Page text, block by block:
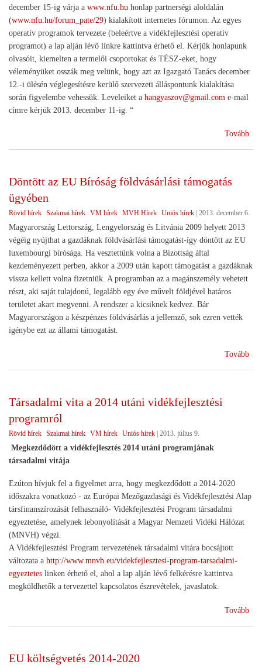
december 15-ig várja a www.nfu.hu honlap partnerségi aloldalán
(www.nfu.hu/forum_pate/29) kialakított internetes fórumon. Az egyes
operatív programok tervezete (beleértve a vidékfejlesztési operatív
programot) a lap alján lévő linkre kattintva érhető el. Kérjük honlapunk
olvasóit, kiemelten a termelői csoportokat és TÉSZ-eket, hogy
véleményüket osszák meg velünk, hogy azt az Igazgató Tanács december
12.-i ülésén véglegesítésre kerülő szervezeti álláspontunk kialakítása
során figyelembe vehessük. Leveleiket a hangyaszov@gmail.com e-mail
címre kérjük 2013. december 11-ig. “
Tovább
Döntött az EU Bíróság földvásárlási támogatás
ügyében
Rövid hírek Szakmai hírek VM hírek MVH Hírek Uniós hírek 2013. december 6.
Magyarország Lettország, Lengyelország és Litvánia 2009 helyett 2013
végéig nyújthat a gazdáknak földvásárlási támogatást-így döntött az EU
luxembourgi bírósága. Ha vesztettünk volna a Bizottság által
kezdeményezett perben, akkor a 2009 után kapott támogatást a gazdáknak
vissza kellett volna fizetniük. A programban az a magánszemély vehetett
részt, aki saját tulajdonú, legalább egy éve művelt földjével határos
területet akart megvenni. A rendszer a kicsiknek kedvez. Bár
Magyarországon a készpénzes földvásárlás a jellemző, sok ezren vették
igénybe ezt az állami támogatást.
Tovább
Társadalmi vita a 2014 utáni vidékfejlesztési
programról
Rövid hírek Szakmai hírek VM hírek Uniós hírek 2013. július 9.
Megkezdődött a vidékfejlesztés 2014 utáni programjának
társadalmi vitája
Ezúton hívjuk fel a figyelmet arra, hogy megkezdődött a 2014-2020
időszakra vonatkozó - az Európai Mezőgazdasági és Vidékfejlesztési Alap
társfinanszírozását felhasználó- Vidékfejlesztési Program társadalmi
egyeztetése, amelynek lebonyolítását a Magyar Nemzeti Vidéki Hálózat
(MNVH) végzi.
A Vidékfejlesztési Program tervezetének társadalmi vitára bocsájtott
változata a http://www.mnvh.eu/videkfejlesztesi-program-tarsadalmi-
egyeztetes linken érhető el, ahol a lap alján lévő felkérésre kattintva
megküldhetők a tervezettel kapcsolatos észrevételek, javaslatok.
Tovább
EU költségvetés 2014-2020